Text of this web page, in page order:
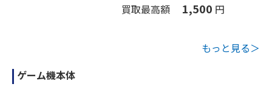
買取最高額 1,500 円
もっと見る＞
ゲーム機本体